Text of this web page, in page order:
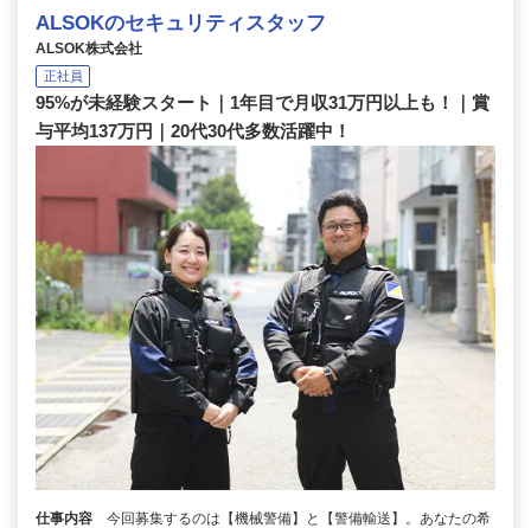
ALSOKのセキュリティスタッフ
ALSOK株式会社
正社員
95%が未経験スタート｜1年目で月収31万円以上も！｜賞
与平均137万円｜20代30代多数活躍中！
仕事内容
今回募集するのは【機械警備】と【警備輸送】。あなたの希